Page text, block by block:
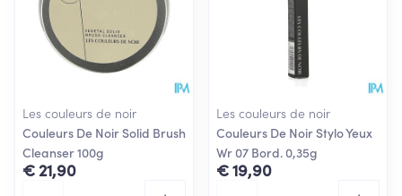
Les couleurs de noir
Couleurs De Noir Solid Brush
Cleanser 100g
€ 21,90
Les couleurs de noir
Couleurs De Noir Stylo Yeux
Wr 07 Bord. 0,35g
€ 19,90